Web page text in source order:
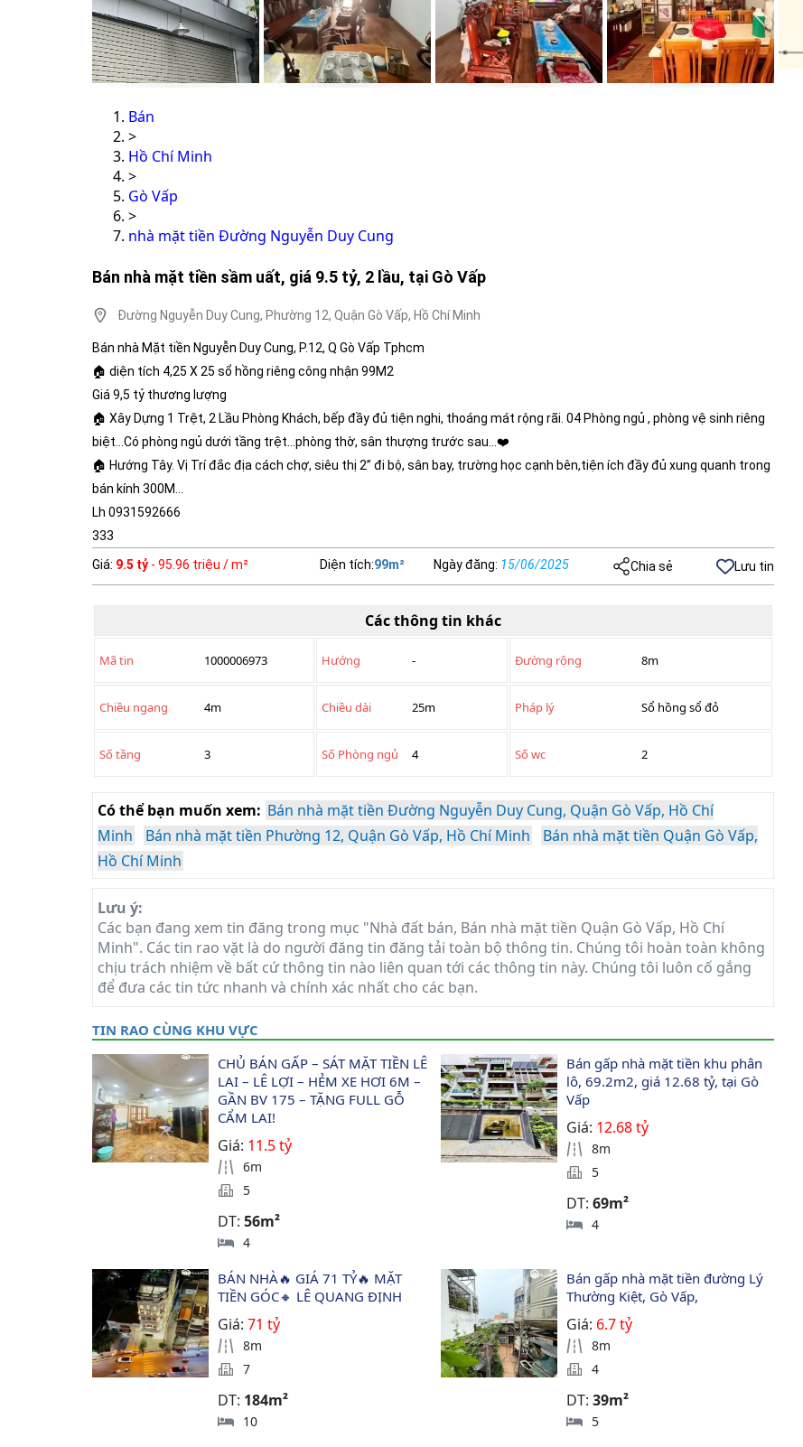
Bán
>
Hồ Chí Minh
>
Gò Vấp
>
nhà mặt tiền Đường Nguyễn Duy Cung
Bán nhà mặt tiền sầm uất, giá 9.5 tỷ, 2 lầu, tại Gò Vấp
Đường Nguyễn Duy Cung, Phường 12, Quận Gò Vấp, Hồ Chí Minh
Bán nhà Mặt tiền Nguyễn Duy Cung, P.12, Q Gò Vấp Tphcm
🏠 diện tích 4,25 X 25 sổ hồng riêng công nhận 99M2
Giá 9,5 tỷ thương lượng
🏠 Xây Dựng 1 Trệt, 2 Lầu Phòng Khách, bếp đầy đủ tiện nghi, thoáng mát rộng rãi. 04 Phòng ngủ , phòng vệ sinh riêng
biệt…Có phòng ngủ dưới tầng trệt…phòng thờ, sân thượng trước sau…❤️
🏠 Hướng Tây. Vị Trí đắc địa cách chợ, siêu thị 2” đi bộ, sân bay, trường học cạnh bên,tiện ích đầy đủ xung quanh trong
bán kính 300M…
Lh 0931592666
333
Giá: 9.5 tỷ - 95.96 triệu / m² Diện tích:99m² Ngày đăng: 15/06/2025 Chia sẻ Lưu tin
Các thông tin khác
Mã tin 1000006973 Hướng - Đường rộng 8m
Chiều ngang 4m Chiều dài 25m Pháp lý Sổ hồng sổ đỏ
Số tầng 3 Số Phòng ngủ 4 Số wc 2
Có thể bạn muốn xem: Bán nhà mặt tiền Đường Nguyễn Duy Cung, Quận Gò Vấp, Hồ Chí
Minh
Bán nhà mặt tiền Phường 12, Quận Gò Vấp, Hồ Chí Minh
Bán nhà mặt tiền Quận Gò Vấp,
Hồ Chí Minh
Lưu ý:
Các bạn đang xem tin đăng trong mục "Nhà đất bán, Bán nhà mặt tiền Quận Gò Vấp, Hồ Chí
Minh". Các tin rao vặt là do người đăng tin đăng tải toàn bộ thông tin. Chúng tôi hoàn toàn không
chịu trách nhiệm về bất cứ thông tin nào liên quan tới các thông tin này. Chúng tôi luôn cố gắng
để đưa các tin tức nhanh và chính xác nhất cho các bạn.
TIN RAO CÙNG KHU VỰC
CHỦ BÁN GẤP – SÁT MẶT TIỀN LÊ
LAI – LÊ LỢI – HẺM XE HƠI 6M –
GẦN BV 175 – TẶNG FULL GỖ
CẨM LAI!
Giá: 11.5 tỷ
6m
5
DT:56m²
4
Bán gấp nhà mặt tiền khu phân
lô, 69.2m2, giá 12.68 tỷ, tại Gò
Vấp
Giá: 12.68 tỷ
8m
5
DT: 69m²
4
BÁN NHÀ🔥 GIÁ 71 TỶ🔥 MẶT
TIỀN GÓC🔸 LÊ QUANG ĐỊNH
Giá:71 tỷ
8m
7
DT: 184m²
10
Bán gấp nhà mặt tiền đường Lý
Thường Kiệt, Gò Vấp,
Giá: 6.7 tỷ
8m
4
DT: 39m²
5